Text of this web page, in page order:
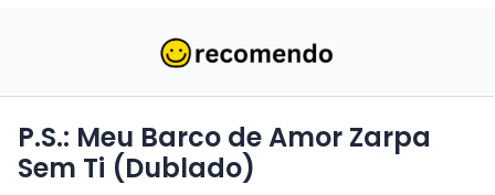
P.S.: Meu Barco de Amor Zarpa
Sem Ti (Dublado)